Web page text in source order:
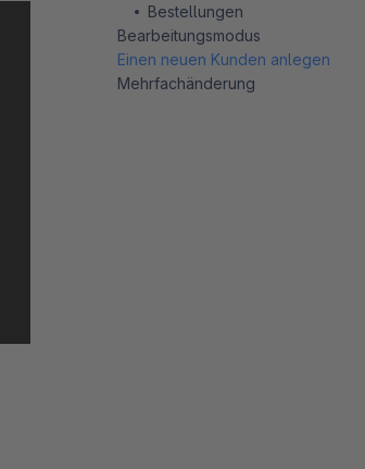
Bestellungen
Bearbeitungsmodus
Einen neuen Kunden anlegen
Mehrfachänderung